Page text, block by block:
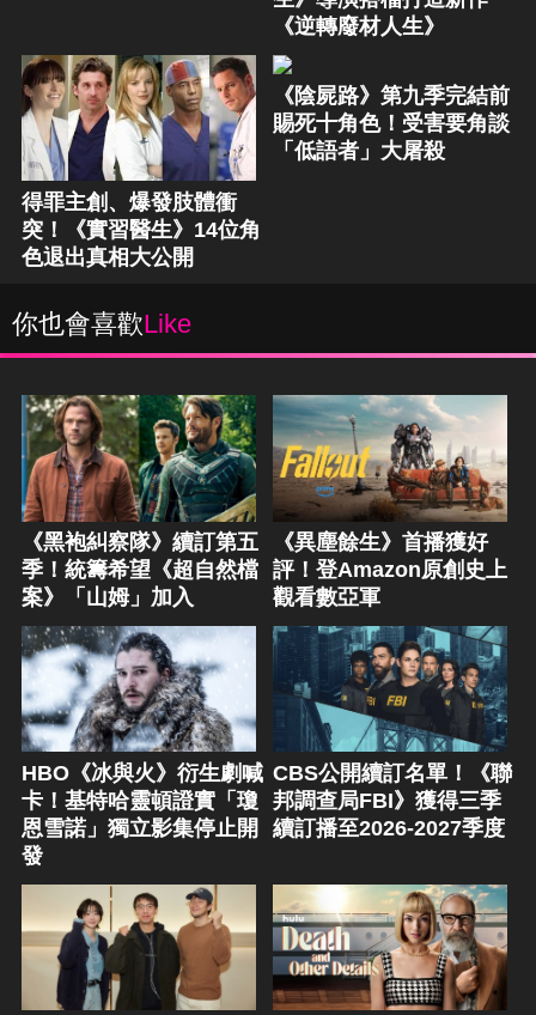
《逆轉廢材人生》
得罪主創、爆發肢體衝
突！《實習醫生》14位角
色退出真相大公開
《陰屍路》第九季完結前
賜死十角色！受害要角談
「低語者」大屠殺
你也會喜歡Like
《黑袍糾察隊》續訂第五
季！統籌希望《超自然檔
案》「山姆」加入
《異塵餘生》首播獲好
評！登Amazon原創史上
觀看數亞軍
HBO《冰與火》衍生劇喊
卡！基特哈靈頓證實「瓊
恩雪諾」獨立影集停止開
發
CBS公開續訂名單！《聯
邦調查局FBI》獲得三季
續訂播至2026-2027季度